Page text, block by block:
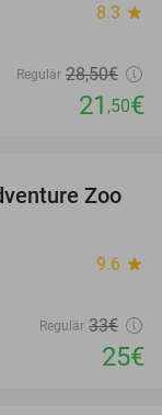
8.3 star
Regulär 28,50€
21 ,50€
24%
Zoo
9.6 star
Regulär 33€
25€